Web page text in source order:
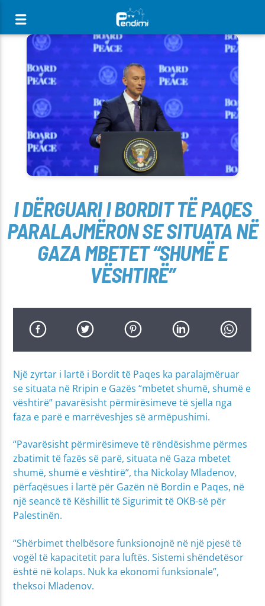
[There are no radio stations in the database]
I DËRGUARI I BORDIT TË PAQES
PARALAJMËRON SE SITUATA NË
GAZA MBETET “SHUMË E
VËSHTIRË”
Një zyrtar i lartë i Bordit të Paqes ka paralajmëruar
se situata në Rripin e Gazës “mbetet shumë, shumë e
vështirë” pavarësisht përmirësimeve të sjella nga
faza e parë e marrëveshjes së armëpushimi.
“Pavarësisht përmirësimeve të rëndësishme përmes
zbatimit të fazës së parë, situata në Gaza mbetet
shumë, shumë e vështirë”, tha Nickolay Mladenov,
përfaqësues i lartë për Gazën në Bordin e Paqes, në
një seancë të Këshillit të Sigurimit të OKB-së për
Palestinën.
“Shërbimet thelbësore funksionojnë në një pjesë të
vogël të kapacitetit para luftës. Sistemi shëndetësor
është në kolaps. Nuk ka ekonomi funksionale”,
theksoi Mladenov.